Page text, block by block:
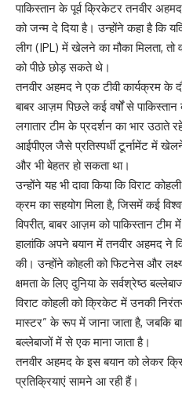
पाकिस्तान के पूर्व क्रिकेटर तनवीर
को जन्म दे दिया है। उन्होंने कहा है कि
लीग (IPL) में खेलने का मौका मिलता, तो
को पीछे छोड़ सकते थे।
तनवीर अहमद ने एक टीवी कार्यक्रम के
बाबर आज़म पिछले कई वर्षों से
लगातार टीम के प्रदर्शन का भार उठाते
आईपीएल जैसे प्रतिस्पर्धी टूर्नामेंट में
और भी बेहतर हो सकता था।
उन्होंने यह भी दावा किया कि विराट
क्रम का सहयोग मिला है, जिसमें कई
विपरीत, बाबर आज़म को पाकिस्तान टीम
हालांकि अपने बयान में तनवीर अहमद ने
की। उन्होंने कोहली को फिटनेस और
क्षमता के लिए दुनिया के सर्वश्रेष्ठ
विराट कोहली को क्रिकेट में उनकी
मास्टर” के रूप में जाना जाता है, जबकि
बल्लेबाजों में से एक माना जाता है।
तनवीर अहमद के इस बयान को लेकर
प्रतिक्रियाएं सामने आ रही हैं।